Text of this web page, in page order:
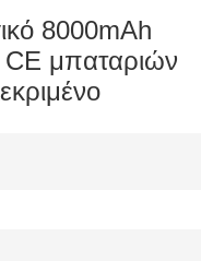
8000mAh
CE μπαταριών